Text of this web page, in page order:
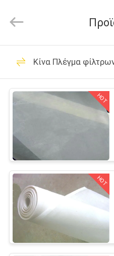
ΣΠΊΤΙ
ΠΡΟΪΌΝΤΑ
ΕΜΕΊΣ
ΓΎΡΟΣ
ΕΡΓΟΣΤΑΣΊΩΝ
ΠΟΙΟΤΙΚΌΣ
ΈΛΕΓΧΟΣ
Technology
Rights
Ύφασμα
σκόνης
Ύφασμα
Κίνα Πλέγμα
HOT
HOT